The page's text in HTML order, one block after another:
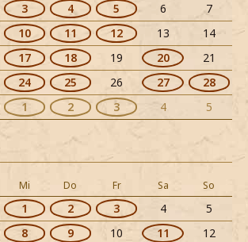
3 4 5 6
7
10 11 12 13
14
17 18 19 20
21
24 25 26 27
28
1 2 3 4 5
Mi Do Fr Sa So
1 2 3 4
5
8 9 10 11
12